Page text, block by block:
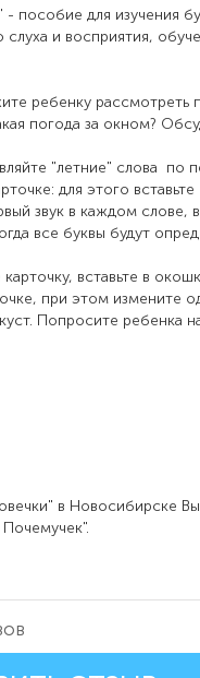
для изучения
слуха и восприятия,
ребенку рассмотреть
погода за окном?
"летние" слова по
для этого
звук в каждом слове,
все буквы будут
вставьте в
при этом измените
Попросите ребенка
в Новосибирске